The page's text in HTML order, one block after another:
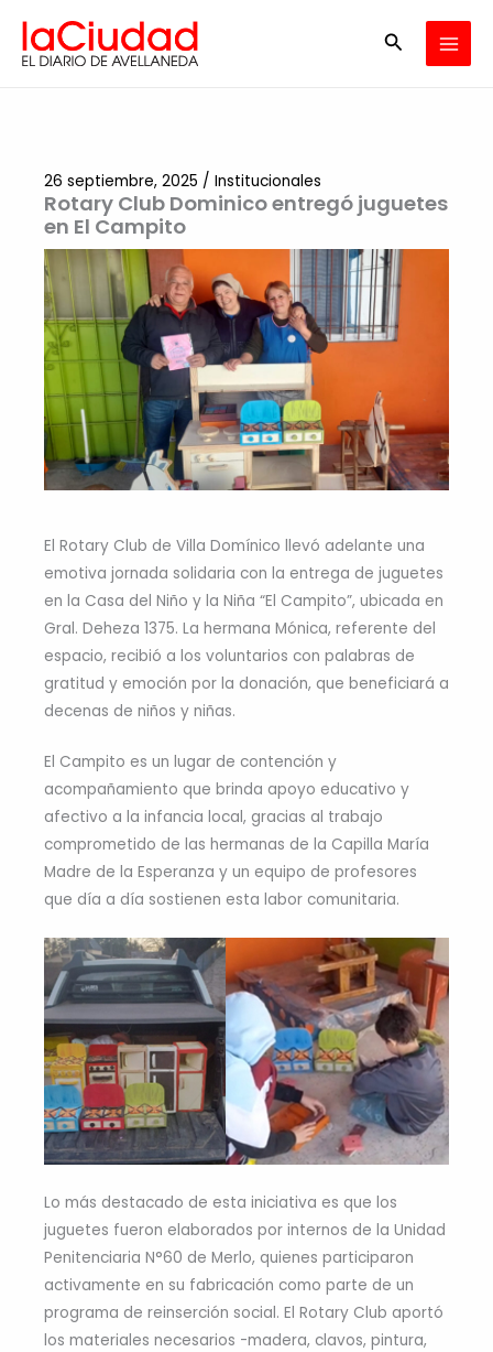
contenido
Buscar
Rotary Club Dominico entregó juguetes
en El Campito
26 septiembre, 2025 / Institucionales
El Rotary Club de Villa Domínico llevó adelante una
emotiva jornada solidaria con la entrega de juguetes
en la Casa del Niño y la Niña “El Campito”, ubicada en
Gral. Deheza 1375. La hermana Mónica, referente del
espacio, recibió a los voluntarios con palabras de
gratitud y emoción por la donación, que beneficiará a
decenas de niños y niñas.
El Campito es un lugar de contención y
acompañamiento que brinda apoyo educativo y
afectivo a la infancia local, gracias al trabajo
comprometido de las hermanas de la Capilla María
Madre de la Esperanza y un equipo de profesores
que día a día sostienen esta labor comunitaria.
Lo más destacado de esta iniciativa es que los
juguetes fueron elaborados por internos de la Unidad
Penitenciaria N°60 de Merlo, quienes participaron
activamente en su fabricación como parte de un
programa de reinserción social. El Rotary Club aportó
los materiales necesarios -madera, clavos, pintura,